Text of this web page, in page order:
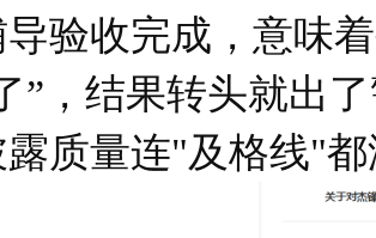
验收完成，意味
”，结果转头就出
质量连"及格线"